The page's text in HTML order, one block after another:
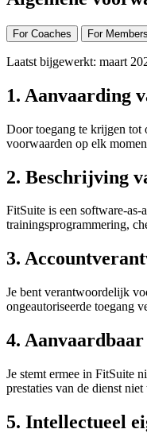
For Coaches For Members
Laatst bijgewerkt: maart
1. Aanvaarding
Door toegang te krijgen tot
voorwaarden op elk
2. Beschrijving
FitSuite is een software-
trainingsprogrammering,
3.
Je bent verantwoordelijk
ongeautoriseerde toegang
4.
Je stemt ermee in FitSuite
prestaties van de dienst
5. Intellectueel